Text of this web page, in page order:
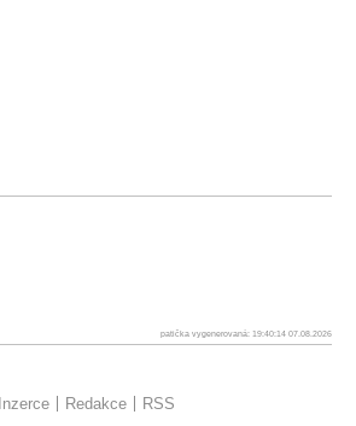
patička vygenerovaná: 19:40:14 07.08.2026
Inzerce Redakce RSS